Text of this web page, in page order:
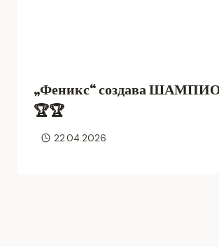
„Феникс“ создава
🏆🏆
22.04.2026